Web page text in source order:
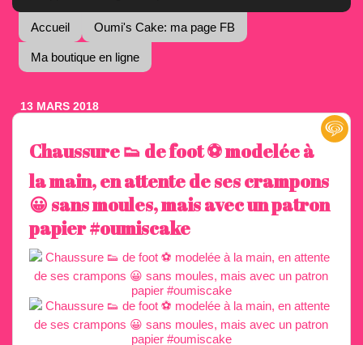
Accueil Oumi's Cake: ma page FB
Ma boutique en ligne
13 MARS 2018
Chaussure 👟 de foot ⚽️ modelée à
la main, en attente de ses crampons
😀 sans moules, mais avec un patron
papier #oumiscake